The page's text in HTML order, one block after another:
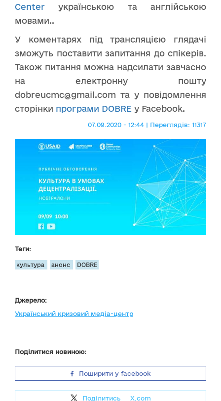
Center українською та англійською
мовами..
У коментарях під трансляцією глядачі
зможуть поставити запитання до спікерів.
Також питання можна надсилати завчасно
на електронну пошту
dobreucmc@gmail.com та у повідомлення
сторінки програми DOBRE у Facebook.
07.09.2020 - 12:44 | Переглядів: 11317
Теги:
культура анонс DOBRE
Джерело:
Український кризовий медіа-центр
Поділитися новиною:
Поширити у facebook
Поділитись X.com